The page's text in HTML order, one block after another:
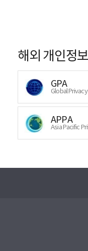
해외 개인정
GPA
Global
APPA
Asia Pacific